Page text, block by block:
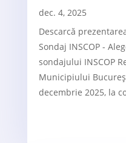
dec. 4, 2025
Descarcă
Sondaj INSCOP -
sondajului INSCOP
Municipiului
decembrie 2025, la